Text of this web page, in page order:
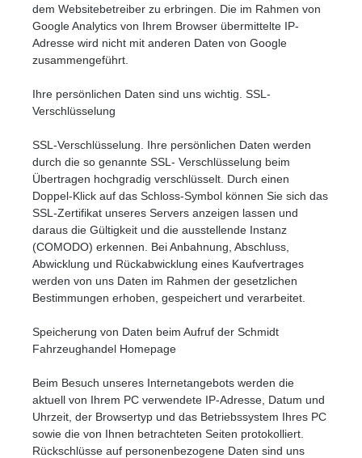
dem Websitebetreiber zu erbringen. Die im Rahmen von
Google Analytics von Ihrem Browser übermittelte IP-
Adresse wird nicht mit anderen Daten von Google
zusammengeführt.
Ihre persönlichen Daten sind uns wichtig. SSL-
Verschlüsselung
SSL-Verschlüsselung. Ihre persönlichen Daten werden
durch die so genannte SSL- Verschlüsselung beim
Übertragen hochgradig verschlüsselt. Durch einen
Doppel-Klick auf das Schloss-Symbol können Sie sich das
SSL-Zertifikat unseres Servers anzeigen lassen und
daraus die Gültigkeit und die ausstellende Instanz
(COMODO) erkennen. Bei Anbahnung, Abschluss,
Abwicklung und Rückabwicklung eines Kaufvertrages
werden von uns Daten im Rahmen der gesetzlichen
Bestimmungen erhoben, gespeichert und verarbeitet.
Speicherung von Daten beim Aufruf der Schmidt
Fahrzeughandel Homepage
Beim Besuch unseres Internetangebots werden die
aktuell von Ihrem PC verwendete IP-Adresse, Datum und
Uhrzeit, der Browsertyp und das Betriebssystem Ihres PC
sowie die von Ihnen betrachteten Seiten protokolliert.
Rückschlüsse auf personenbezogene Daten sind uns